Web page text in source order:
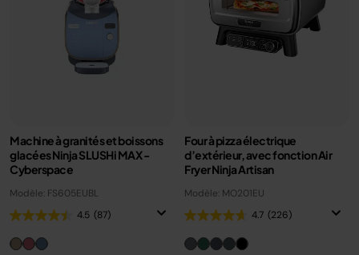
Machine à granités et boissons
glacées Ninja SLUSHi MAX -
Cyberspace
Modèle: FS605EUBL
4.5 (87)
Four à pizza électrique
d’extérieur, avec fonction Air
Fryer Ninja Artisan
Modèle: MO201EU
4.7 (226)